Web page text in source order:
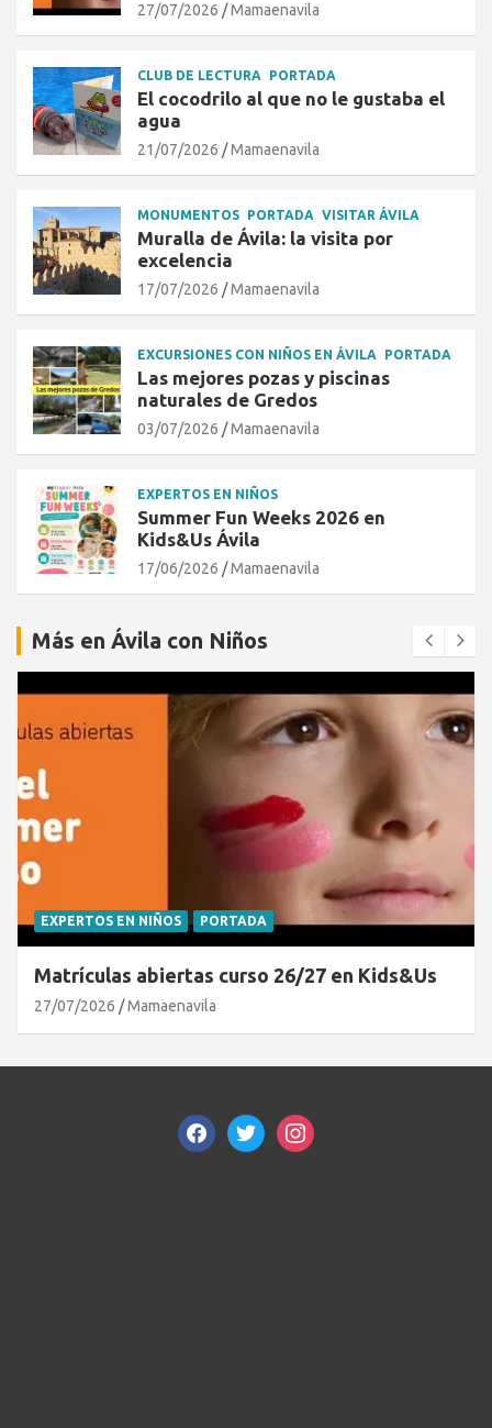
27/07/2026 Mamaenavila
CLUB DE LECTURA PORTADA
El cocodrilo al que no le gustaba el
agua
21/07/2026 Mamaenavila
MONUMENTOS PORTADA VISITAR ÁVILA
Muralla de Ávila: la visita por
excelencia
17/07/2026 Mamaenavila
EXCURSIONES CON NIÑOS EN ÁVILA PORTADA
Las mejores pozas y piscinas
naturales de Gredos
03/07/2026 Mamaenavila
EXPERTOS EN NIÑOS
Summer Fun Weeks 2026 en
Kids&Us Ávila
17/06/2026 Mamaenavila
Más en Ávila con Niños
EXPERTOS EN NIÑOS PORTADA
Matrículas abiertas curso 26/27 en Kids&Us
27/07/2026 Mamaenavila
facebooktwitterinstagram